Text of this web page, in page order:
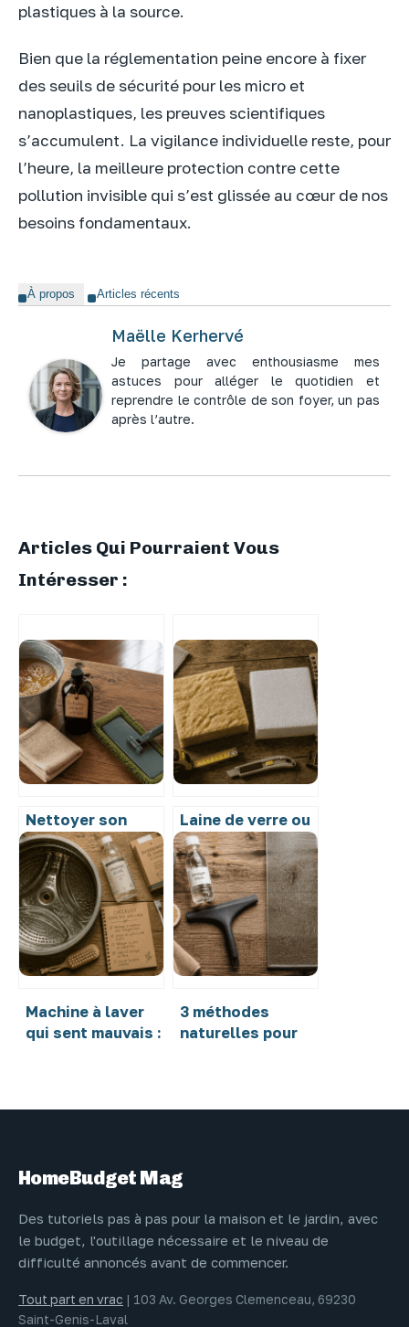
plastiques à la source.
Bien que la réglementation peine encore à fixer
des seuils de sécurité pour les micro et
nanoplastiques, les preuves scientifiques
s’accumulent. La vigilance individuelle reste, pour
l’heure, la meilleure protection contre cette
pollution invisible qui s’est glissée au cœur de nos
besoins fondamentaux.
À propos Articles récents
Maëlle Kerhervé
Je partage avec enthousiasme mes
astuces pour alléger le quotidien et
reprendre le contrôle de son foyer, un pas
après l’autre.
Articles Qui Pourraient Vous
Intéresser :
Nettoyer son
parquet vitrifié
au savon noir : 1
cuillère à soupe
et 4 étapes pour
un sol éclatant
Laine de verre ou
polystyrène :
comment choisir
votre isolant
selon vos
besoins
thermiques et
acoustiques
Machine à laver
qui sent mauvais :
3 méthodes
naturelles pour
HomeBudget Mag
Des tutoriels pas à pas pour la maison et le jardin, avec
le budget, l'outillage nécessaire et le niveau de
difficulté annoncés avant de commencer.
Tout part en vrac | 103 Av. Georges Clemenceau, 69230
Saint-Genis-Laval